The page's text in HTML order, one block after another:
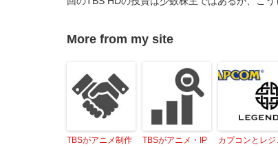
More from my site
TBSがアニメ制作
TBSがアニメ・IP
カプコンとレジ